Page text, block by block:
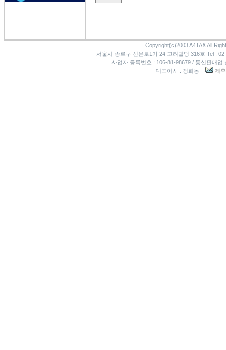
Copyright(c)2003 A4TAX All
서울시 종로구 신문로1가 24 고려빌딩 316호 Tel :
사업자 등록번호 : 106-81-98679 / 통신판매업
대표이사 : 정희동
제